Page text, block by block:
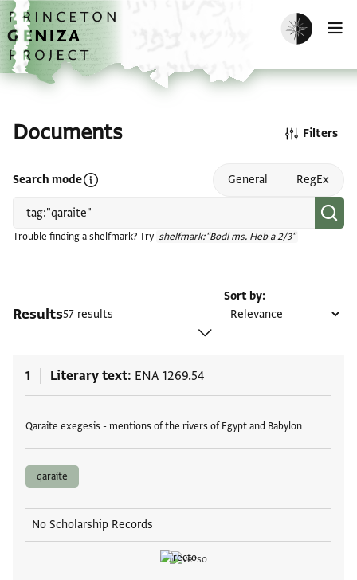
Skip to main content
home
Enable dark
Documents
Search modeOpen search mode help General RegEx
Trouble finding a shelfmark? Try shelfmark:"Bodl ms. Heb a 2/3"
Filters
Results57 results
Sort by
1 Literary text ENA 1269.54
Qaraite exegesis - mentions of the rivers of Egypt and Babylon
qaraite
No Scholarship Records